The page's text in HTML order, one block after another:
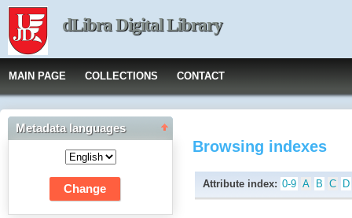
dLibra Digital Library
MAIN PAGE COLLECTIONS CONTACT
Metadata languages
Browsing indexes
Attribute index: 0-9 A B C D